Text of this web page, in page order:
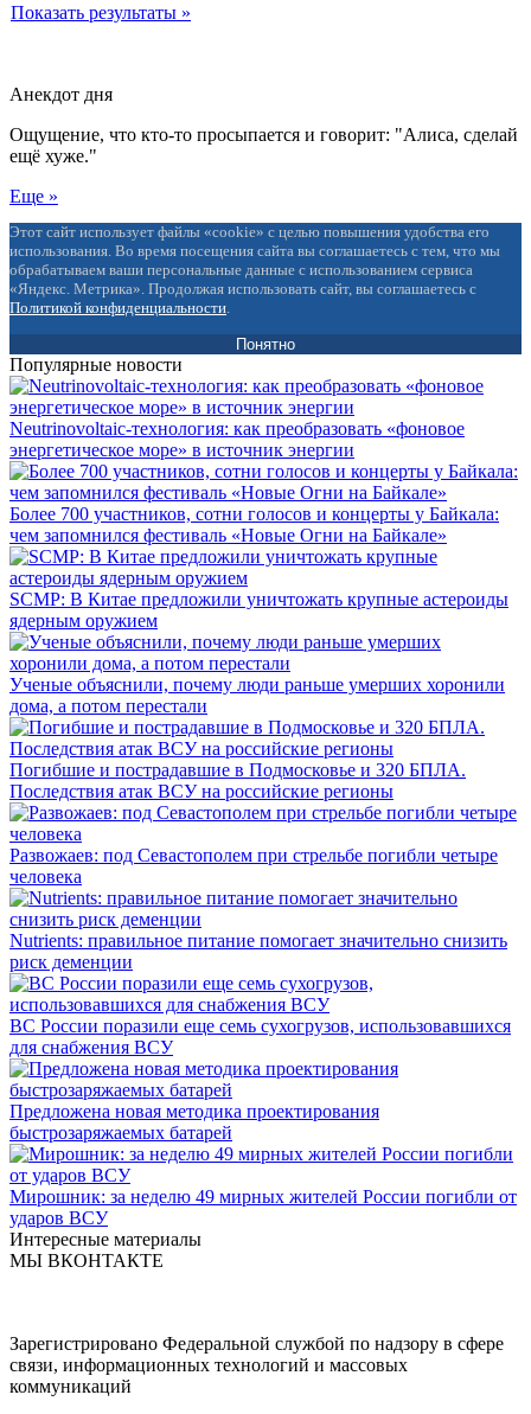
Показать результаты »
Анекдот дня
Ощущение, что кто-то просыпается и говорит: "Алиса, сделай
ещё хуже."
Еще »
Этот сайт использует файлы «cookie» с целью повышения удобства его
использования. Во время посещения сайта вы соглашаетесь с тем, что мы
обрабатываем ваши персональные данные с использованием сервиса
«Яндекс. Метрика». Продолжая использовать сайт, вы соглашаетесь с
Политикой конфиденциальности
Понятно
Популярные новости
Neutrinovoltaic‑технология: как преобразовать «фоновое
энергетическое море» в источник энергии
Более 700 участников, сотни голосов и концерты у Байкала:
чем запомнился фестиваль «Новые Огни на Байкале»
SCMP: В Китае предложили уничтожать крупные астероиды
ядерным оружием
Ученые объяснили, почему люди раньше умерших хоронили
дома, а потом перестали
Погибшие и пострадавшие в Подмосковье и 320 БПЛА.
Последствия атак ВСУ на российские регионы
Развожаев: под Севастополем при стрельбе погибли четыре
человека
Nutrients: правильное питание помогает значительно снизить
риск деменции
ВС России поразили еще семь сухогрузов, использовавшихся
для снабжения ВСУ
Предложена новая методика проектирования
быстрозаряжаемых батарей
Мирошник: за неделю 49 мирных жителей России погибли от
ударов ВСУ
Интересные материалы
МЫ ВКОНТАКТЕ
Зарегистрировано Федеральной службой по надзору в сфере
связи, информационных технологий и массовых
коммуникаций